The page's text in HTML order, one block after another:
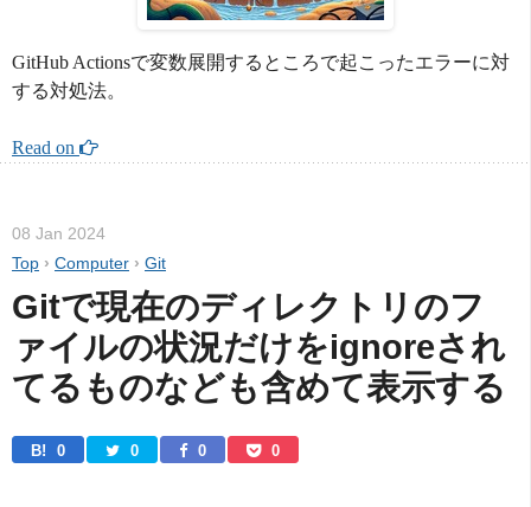
GitHub Actionsで変数展開するところで起こったエラーに対
する対処法。
Read on
08 Jan 2024
Top › Computer › Git
Gitで現在のディレクトリのフ
ァイルの状況だけをignoreされ
てるものなども含めて表示する
B! 0 0 0 0